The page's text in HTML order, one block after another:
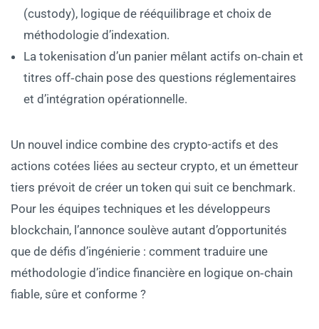
(custody), logique de rééquilibrage et choix de
méthodologie d’indexation.
La tokenisation d’un panier mêlant actifs on‑chain et
titres off‑chain pose des questions réglementaires
et d’intégration opérationnelle.
Un nouvel indice combine des crypto-actifs et des
actions cotées liées au secteur crypto, et un émetteur
tiers prévoit de créer un token qui suit ce benchmark.
Pour les équipes techniques et les développeurs
blockchain, l’annonce soulève autant d’opportunités
que de défis d’ingénierie : comment traduire une
méthodologie d’indice financière en logique on‑chain
fiable, sûre et conforme ?